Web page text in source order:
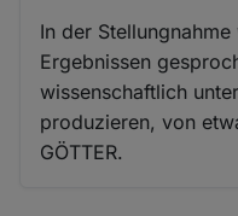
In der
Ergebnissen
wissenschaftlich
produzieren, von
GÖTTER.